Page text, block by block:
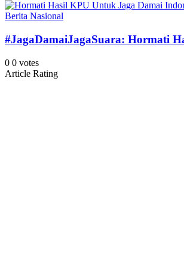
Berita Nasional
#JagaDamaiJagaSuara: Hormati
0 0 votes
Article Rating